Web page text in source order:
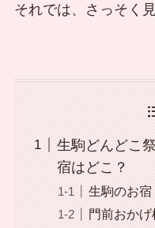
それでは、さっそく
生駒どんどこ
宿はどこ？
生駒のお
門前おかげ